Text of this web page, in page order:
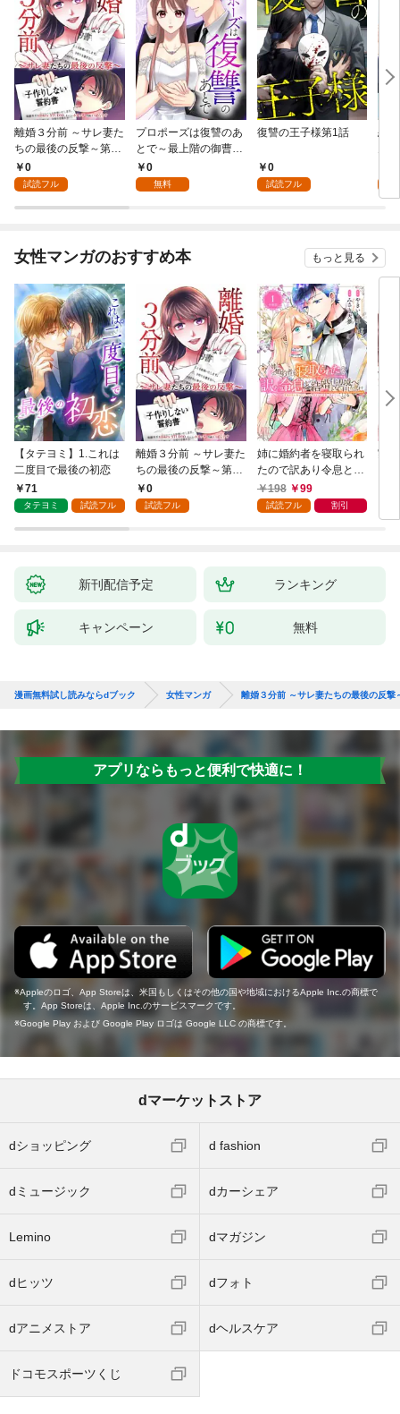
離婚３分前 ～サレ妻た
ちの最後の反撃～第1
話0
試読フル
プロポーズは復讐のあ
とで～最上階の御曹司
は落ちた花嫁に愛を誓
う～第1話
0
無料
復讐の王子様第1話
0
試読フル
恋
女性マンガのおすすめ本 もっと見る
【タテヨミ】1.これは
二度目で最後の初恋
71
タテヨミ 試読フル
離婚３分前 ～サレ妻た
ちの最後の反撃～第1
話0
試読フル
姉に婚約者を寝取られ
たので訳あり令息と結
婚して辺境へと向かい
ます ～苦労の先に待っ
198 99
試読フル 割引
実
新刊配信予定 ランキング
キャンペーン 無料
漫画無料試し読みならdブック 女性マンガ 離婚３分前 ～サレ妻たちの最後の反撃
アプリならもっと便利で快適に！
Appleのロゴ、App Storeは、米国もしくはその他の国や地域におけるApple Inc.の商標で
す。App Storeは、Apple Inc.のサービスマークです。
Google Play および Google Play ロゴは Google LLC の商標です。
dマーケットストア
dショッピング d fashion
dミュージック dカーシェア
Lemino dマガジン
dヒッツ dフォト
dアニメストア dヘルスケア
ドコモスポーツくじ